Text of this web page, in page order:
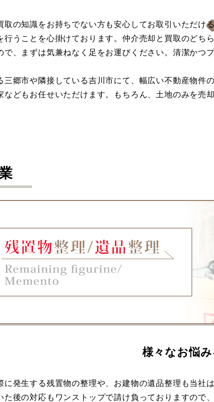
取の知識をお持ちでない方も安心してお取引いただ
行うことを心掛けております。仲介売却と買取のど
で、まずは気兼ねなく足をお運びください。清潔かつ
三郷市や隣接している吉川市にて、幅広い不動産物
などもお任せいただけます。もちろん、土地のみを売
様々なお悩
に発生する残置物の整理や、お建物の遺品整理も当社
た後の対応もワンストップで請け負っておりますので